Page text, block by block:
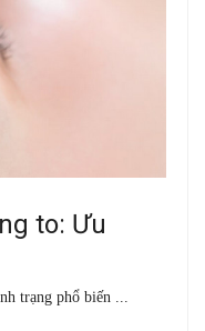
to: Ưu
trạng phổ biến ...